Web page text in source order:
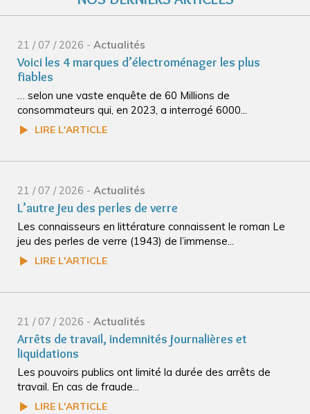
21 / 07 / 2026 - Actualités
Voici les 4 marques d’électroménager les plus
fiables
… selon une vaste enquête de 60 Millions de
consommateurs qui, en 2023, a interrogé 6000...
LIRE L'ARTICLE
21 / 07 / 2026 - Actualités
L’autre jeu des perles de verre
Les connaisseurs en littérature connaissent le roman Le
jeu des perles de verre (1943) de l’immense...
LIRE L'ARTICLE
21 / 07 / 2026 - Actualités
Arrêts de travail, indemnités journalières et
liquidations
Les pouvoirs publics ont limité la durée des arrêts de
travail. En cas de fraude...
LIRE L'ARTICLE